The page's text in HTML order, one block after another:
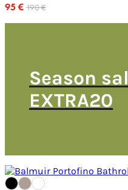
Season
EXTRA20
95 € 190 €